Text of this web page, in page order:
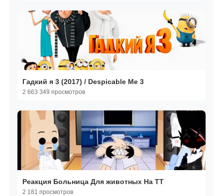
Гадкий я 3 (2017) / Despicable Me 3
2 663 349 просмотров
Реакция Больница Для животных На ТТ
2 181 просмотров